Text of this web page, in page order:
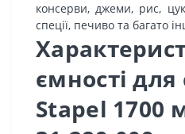
консерви, джеми, рис,
спеції, печиво та багато
ємності
Stapel 1700